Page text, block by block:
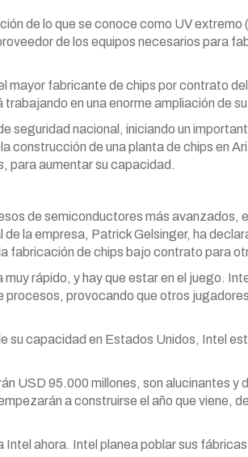
de lo que se conoce como UV extremo
de los equipos necesarios para
mayor fabricante de chips por contrato
en una enorme ampliación de
seguridad nacional, iniciando un
construcción de una planta de chips en
para aumentar su capacidad.
de semiconductores más avanzados,
la empresa, Patrick Gelsinger, ha
fabricación de chips bajo contrato para
rápido, y hay que estar en el juego.
provocando que otros
su capacidad en Estados Unidos, Intel
USD 95.000 millones, son alucinantes y
a construirse el año que viene,
ahora. Intel planea poblar sus